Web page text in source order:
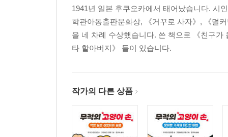
1941년 일본 후쿠오카에서 태어났습니다. 시
학관아동출판문화상, 《거꾸로 사자》, 《덜
을 네 차례 수상했습니다. 쓴 책으로 《친구가
타 할아버지》 들이 있습니다.
작가의 다른 상품